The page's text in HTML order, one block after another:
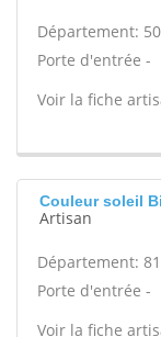
Département: 50
Porte d'entrée -
Voir la fiche
Couleur soleil
Artisan
Département: 81
Porte d'entrée -
Voir la fiche